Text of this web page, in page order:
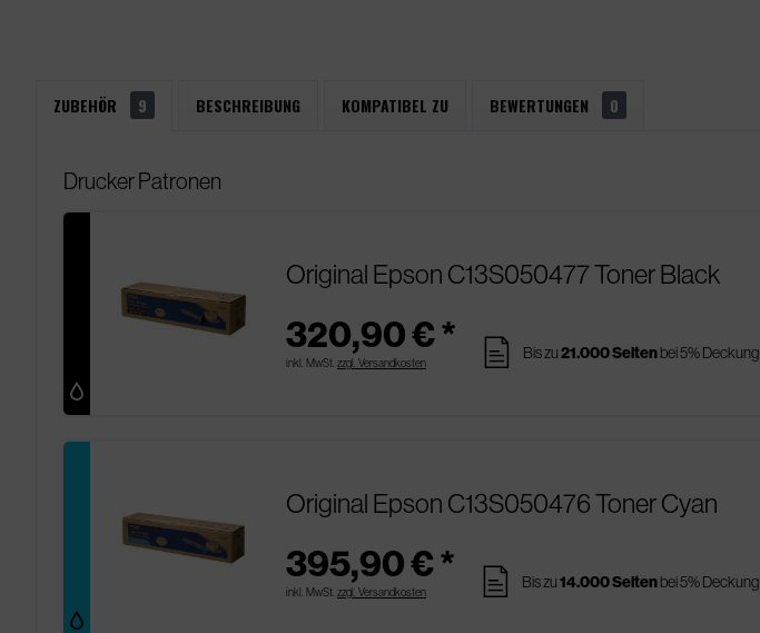
ZUBEHÖR 9 BESCHREIBUNG KOMPATIBEL ZU BEWERTUNGEN 0
Drucker Patronen
Original Epson C13S050477 Toner Black
320,90 € *
inkl. MwSt. zzgl. Versandkosten pages Bis zu21.000 Seitenbei 5% Deckung
Original Epson C13S050476 Toner Cyan
395,90 € *
inkl. MwSt. zzgl. Versandkosten pages Bis zu14.000 Seitenbei 5% Deckung